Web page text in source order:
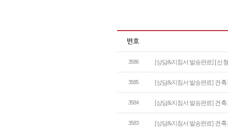
3586 [상담&지침서 발송완료] [신
3585 [상담&지침서 발송완료] 건
3584 [상담&지침서 발송완료] 건
3583 [상담&지침서 발송완료] 건